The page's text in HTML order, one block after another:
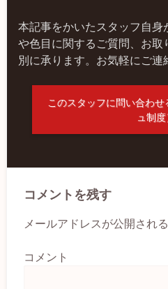
本記事をかいたスタッフ自
や色目に関するご質問、お取
別に承ります。お気軽にご連
このスタッフに問い合わ
ュ制度
コメントを残す
メールアドレスが公開され
コメント